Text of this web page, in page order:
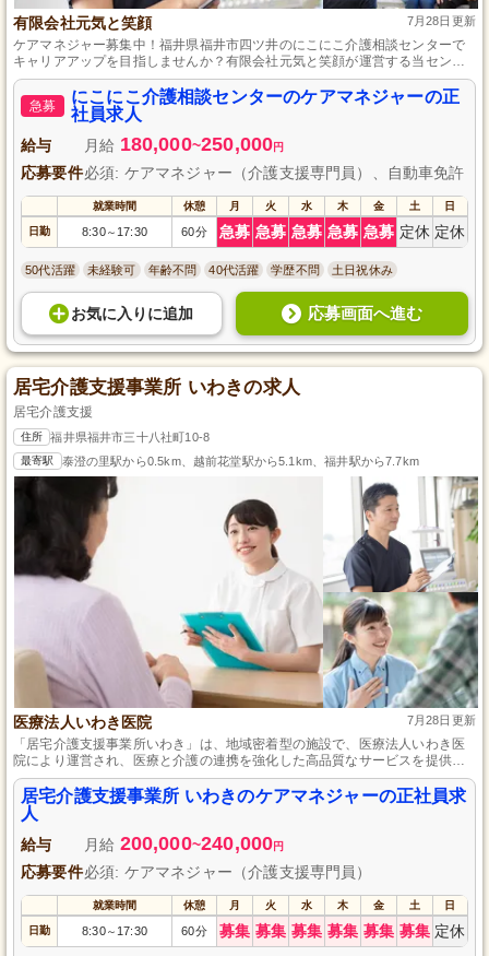
有限会社元気と笑顔 7月28日更新
ケアマネジャー募集中！福井県福井市四ツ井のにこにこ介護相談センターで
キャリアアップを目指しませんか？有限会社元気と笑顔が運営する当センタ
ーでは、利用者様の笑顔とその人らしい生活を第一に考えた丁寧なケアプラ
ンを提供しています。介護業務はなく、ケアマネジャーとしての専門性を高
める環境が整っています。安定した正社員として、地域の介護を支えるやり
がいと成長を感じられる職場です。ご応募お待ちしております。
急募
にこにこ介護相談センターのケアマネジャーの正
社員求人
給与 月給 180,000~250,000円
応募要件必須: ケアマネジャー（介護支援専門員）、自動車免許
就業時間 休憩 月 火 水 木 金 土 日
日勤 8:30～ 17:30 60分 急募 急募 急募 急募 急募 定休 定休
50代活躍 未経験可 年齢不問 40代活躍 学歴不問 土日祝休み
お気に入り に追加 応募画面へ進む
居宅介護支援事業所 いわきの求人
居宅介護支援
住所 福井県福井市三十八社町10-8
最寄駅 泰澄の里駅から0.5km、越前花堂駅から5.1km、福井駅から7.7km
医療法人いわき医院 7月28日更新
「居宅介護支援事業所いわき」は、地域密着型の施設で、医療法人いわき医
院により運営され、医療と介護の連携を強化した高品質なサービスを提供
し、ご自宅で生活する利用者の自立を支援しています。
居宅介護支援事業所 いわきのケアマネジャーの正社員求
人
給与 月給 200,000~240,000円
応募要件必須: ケアマネジャー（介護支援専門員）
就業時間 休憩 月 火 水 木 金 土 日
日勤 8:30～ 17:30 60分 募集 募集 募集 募集 募集 募集 定休